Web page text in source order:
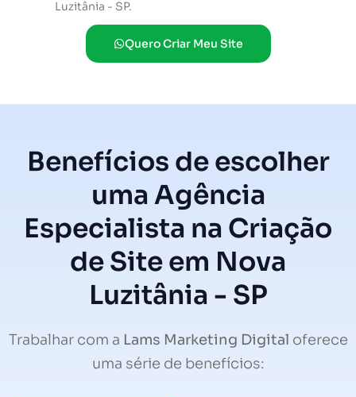
Luzitânia - SP.
Quero Criar Meu Site
Benefícios de escolher
uma Agência
Especialista na Criação
de Site em Nova
Luzitânia - SP
Trabalhar com a Lams Marketing Digital oferece
uma série de benefícios: